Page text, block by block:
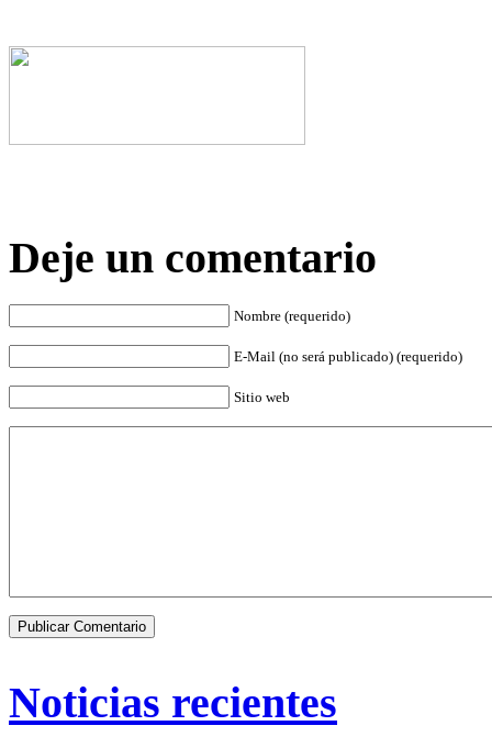
Deje un comentario
Nombre (requerido)
E-Mail (no será publicado) (requerido)
Sitio web
Noticias recientes